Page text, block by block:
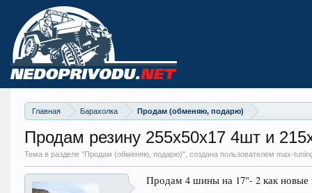
Главная Барахолка Продам (обменяю, подарю)
Продам резину 255х50х17 4шт и
Тема в разделе "Продам (обменяю, подарю)", создана пользователем max-
Продам 4 шины на 17"- 2 как новые